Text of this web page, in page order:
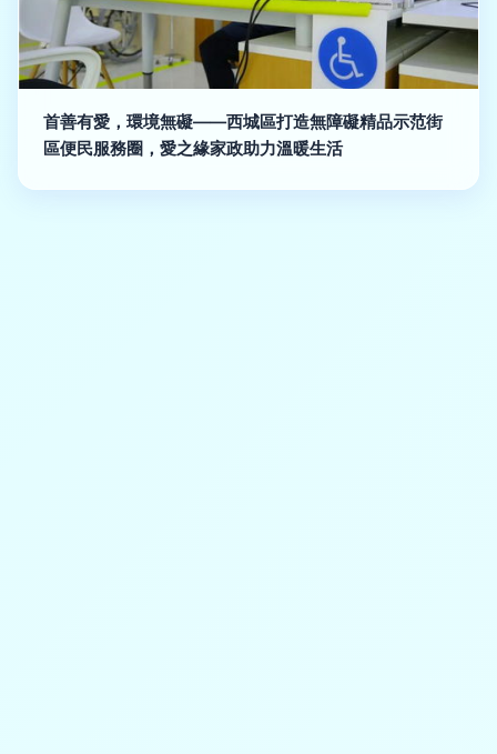
首善有愛，環境無礙——西城區打造無障礙精品示范街
區便民服務圈，愛之緣家政助力溫暖生活